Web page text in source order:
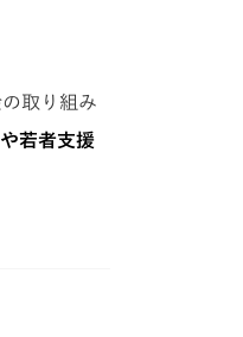
取り組み
若者支援